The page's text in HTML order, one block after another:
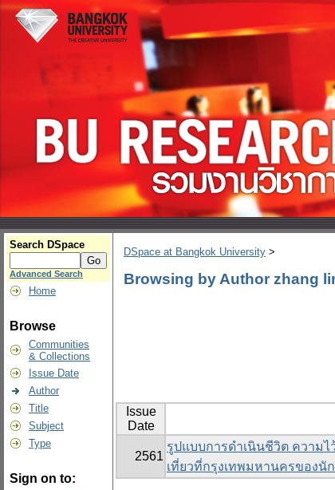
Search DSpace
Advanced Search
Home
Browse
Communities
& Collections
Issue Date
Author
Title
Subject
Type
Sign on to:
DSpace at Bangkok University >
Browsing by Author zhang
Issue
Date
2561
รูปแบบการดำเนินชีวิต ความ
เที่ยวที่กรุงเทพมหานครของนั